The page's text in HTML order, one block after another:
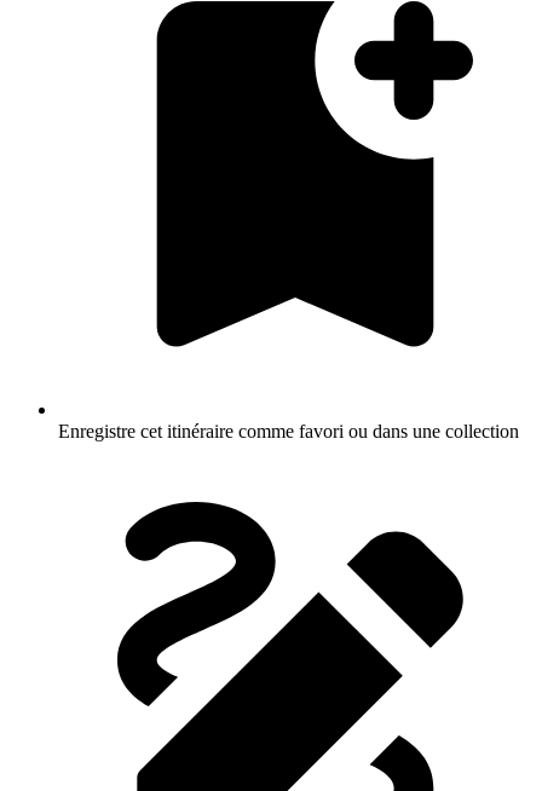
Enregistre cet itinéraire comme favori ou dans une collection